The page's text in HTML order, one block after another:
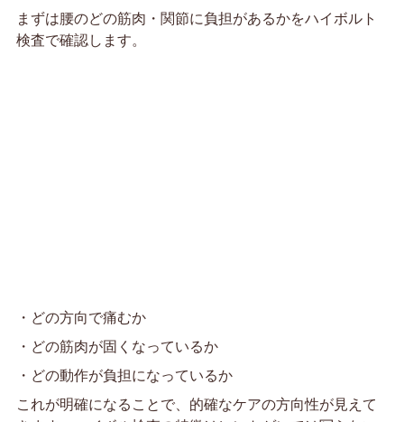
まずは腰のどの筋肉・関節に負担があるかをハイボルト
検査で確認します。
・どの方向で痛むか
・どの筋肉が固くなっているか
・どの動作が負担になっているか
これが明確になることで、的確なケアの方向性が見えて